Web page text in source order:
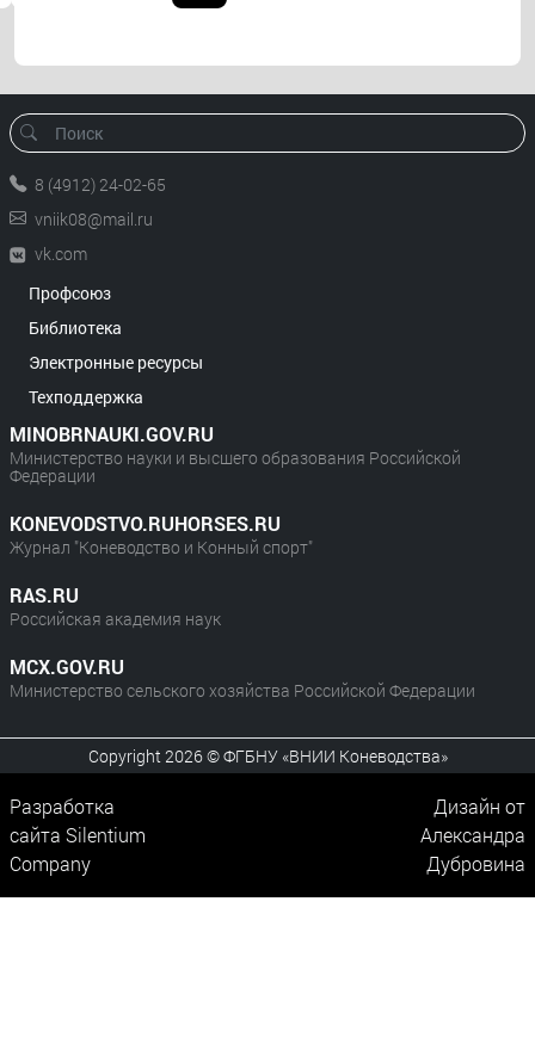
8 (4912) 24-02-65
vniik08@mail.ru
vk.com
Профсоюз
Библиотека
Электронные ресурсы
Техподдержка
MINOBRNAUKI.GOV.RU
Министерство науки и высшего образования Российской
Федерации
KONEVODSTVO.RUHORSES.RU
Журнал "Коневодство и Конный спорт"
RAS.RU
Российская академия наук
MCX.GOV.RU
Министерство сельского хозяйства Российской Федерации
Copyright 2026 © ФГБНУ «ВНИИ Коневодства»
Разработка
сайта Silentium
Company
Дизайн от
Александра
Дубровина